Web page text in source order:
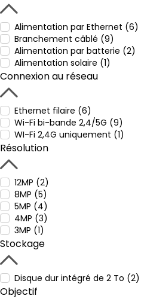
Alimentation par Ethernet (6)
Branchement câblé (9)
Alimentation par batterie (2)
Alimentation solaire (1)
Connexion au réseau
Ethernet filaire (6)
Wi-Fi bi-bande 2,4/5G (9)
WI-Fi 2,4G uniquement (1)
Résolution
12MP (2)
8MP (5)
5MP (4)
4MP (3)
3MP (1)
Stockage
Disque dur intégré de 2 To (2)
Objectif